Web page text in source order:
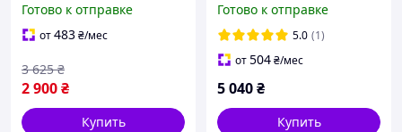
корзиной и защитным
козырьком для малышей
Готово к отправке
от483₴/мес
2 900₴
3 625 ₴
Купить
Готово к отправке
5.0 (1)
от504₴/мес
5 040₴
Купить